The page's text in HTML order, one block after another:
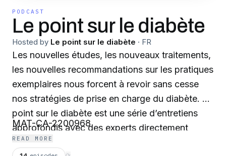
PODCAST
Le point sur le diabète
Hosted by Le point sur le diabète · FR
Les nouvelles études, les nouveaux traitements,
les nouvelles recommandations sur les pratiques
exemplaires nous forcent à revoir sans cesse
nos stratégies de prise en charge du diabète. Le
point sur le diabète est une série d’entretiens
approfondis avec des experts directement
concernés par la recherche et la prise en charge
MAT-CA-2200968
READ MORE